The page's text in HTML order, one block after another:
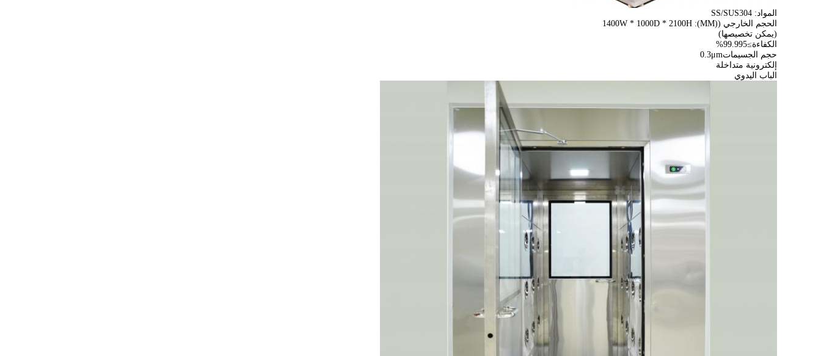
المواد: SS/SUS304
الحجم الخارجي ((MM): 1400W * 1000D * 2100H
(يمكن تخصيصها)
الكفاءة≥
99.995%
حجم الجسيمات
0.3μm
إلكترونية متداخلة
الباب اليدوي